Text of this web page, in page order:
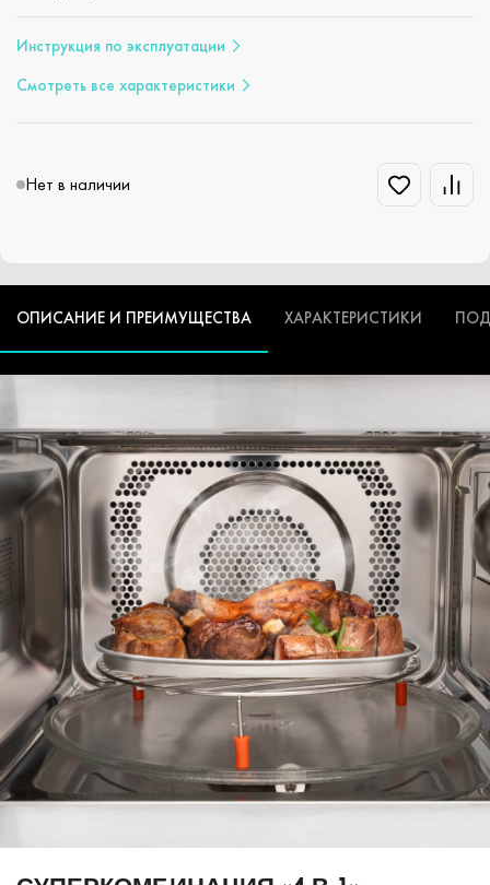
Инструкция по эксплуатации
Смотреть все характеристики
Нет в наличии
ОПИСАНИЕ И ПРЕИМУЩЕСТВА ХАРАКТЕРИСТИКИ